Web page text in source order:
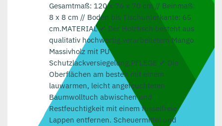
Gesamtmaß: 120 x 76 x 70 cm // Beinmaß:
8 x 8 cm // Boden bis Tischunterkante: 65
cm.MATERIAL ✔ Der Holztisch besteht aus
qualitativ hochwertig verarbeitetem Mango
Massivholz mit PU
Schutzlackversiegelung.PFLEGE ✔ Die
Oberflächen am besten mit einem
lauwarmen, leicht angefeuchteten
Baumwolltuch abwischen und
Restfeuchtigkeit mit einem fusselfreie
Lappen entfernen. Scheuermittel und